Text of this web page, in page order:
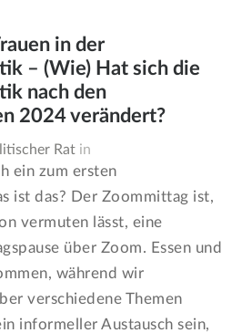
in der
– (Wie) Hat sich die
nach den
2024 verändert?
Rat in
ein zum ersten
ist das? Der Zoommittag ist,
vermuten lässt, eine
über Zoom. Essen und
während wir
verschiedene Themen
informeller Austausch sein,